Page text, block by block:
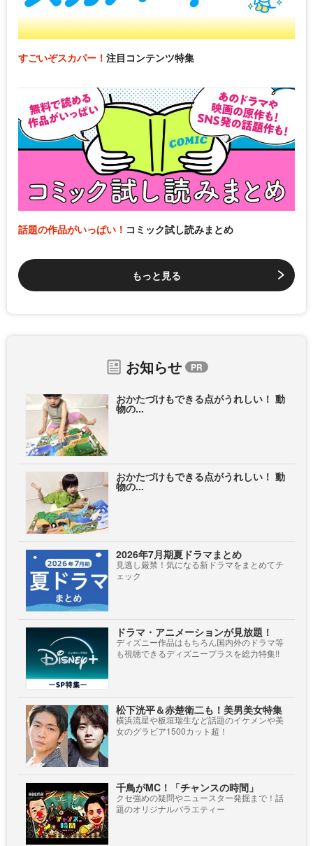
すごいぞスカパー！ 注目コンテンツ特集
話題の作品がいっぱい！ コミック試し読みまとめ
もっと見る
お知らせ
おかたづけもできる点がうれしい！ 動
物の...
おかたづけもできる点がうれしい！ 動
物の...
2026年7月期夏ドラマまとめ
見逃し厳禁！気になる新ドラマをまとめてチ
ェック
ドラマ・アニメーションが見放題！
ディズニー作品はもちろん国内外のドラマ等
も視聴できるディズニープラスを総力特集!!
松下洸平＆赤楚衛二も！美男美女特集
横浜流星や板垣瑞生など話題のイケメンや美
女のグラビア1500カット超！
千鳥がMC！「チャンスの時間」
クセ強めの疑問やニュースター発掘まで！話
題のオリジナルバラエティー